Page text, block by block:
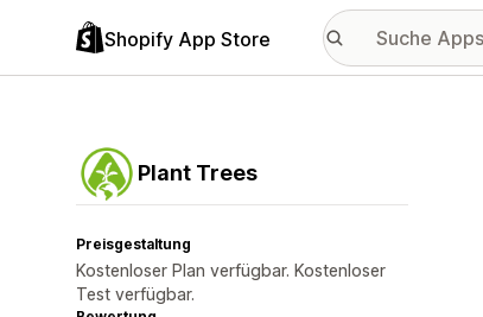
Shopify App Store
Plant Trees
Preisgestaltung
Kostenloser Plan verfügbar. Kostenloser
Test verfügbar.